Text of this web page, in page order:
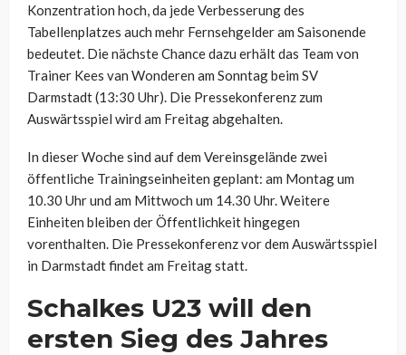
Konzentration hoch, da jede Verbesserung des
Tabellenplatzes auch mehr Fernsehgelder am Saisonende
bedeutet. Die nächste Chance dazu erhält das Team von
Trainer Kees van Wonderen am Sonntag beim SV
Darmstadt (13:30 Uhr). Die Pressekonferenz zum
Auswärtsspiel wird am Freitag abgehalten.
In dieser Woche sind auf dem Vereinsgelände zwei
öffentliche Trainingseinheiten geplant: am Montag um
10.30 Uhr und am Mittwoch um 14.30 Uhr. Weitere
Einheiten bleiben der Öffentlichkeit hingegen
vorenthalten. Die Pressekonferenz vor dem Auswärtsspiel
in Darmstadt findet am Freitag statt.
Schalkes U23 will den
ersten Sieg des Jahres